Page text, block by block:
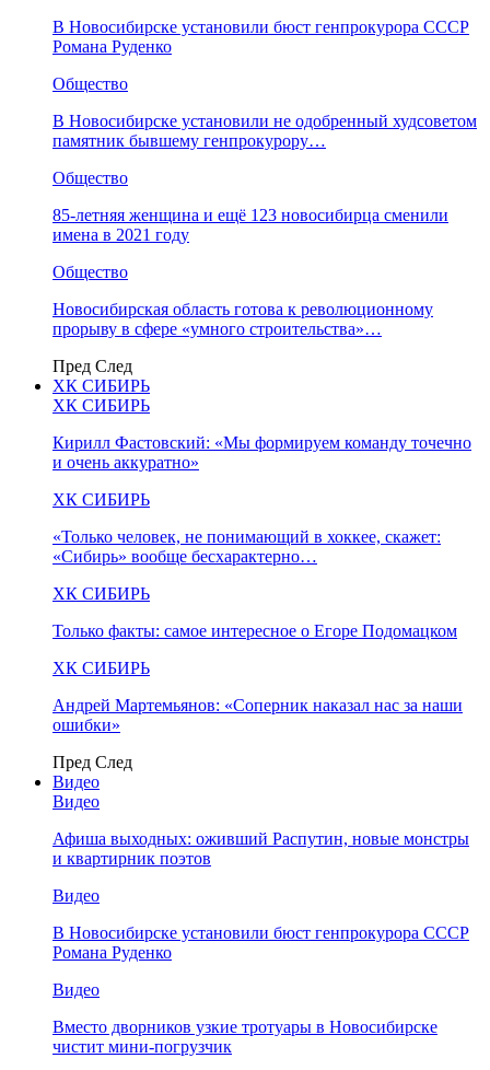
В Новосибирске установили бюст генпрокурора СССР
Романа Руденко
Общество
В Новосибирске установили не одобренный худсоветом
памятник бывшему генпрокурору…
Общество
85-летняя женщина и ещё 123 новосибирца сменили
имена в 2021 году
Общество
Новосибирская область готова к революционному
прорыву в сфере «умного строительства»…
Пред След
ХК СИБИРЬ
ХК СИБИРЬ
Кирилл Фастовский: «Мы формируем команду точечно
и очень аккуратно»
ХК СИБИРЬ
«Только человек, не понимающий в хоккее, скажет:
«Сибирь» вообще бесхарактерно…
ХК СИБИРЬ
Только факты: самое интересное о Егоре Подомацком
ХК СИБИРЬ
Андрей Мартемьянов: «Соперник наказал нас за наши
ошибки»
Пред След
Видео
Видео
Афиша выходных: оживший Распутин, новые монстры
и квартирник поэтов
Видео
В Новосибирске установили бюст генпрокурора СССР
Романа Руденко
Видео
Вместо дворников узкие тротуары в Новосибирске
чистит мини-погрузчик